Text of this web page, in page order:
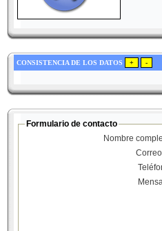
CONSISTENCIA DE LOS DATOS
Formulario de contacto
Nombre